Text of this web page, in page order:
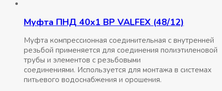
Муфта ПНД 40х1 ВР VALFEX (48/12)
Муфта компрессионная соединительная c внутренней
резьбой применяется для соединения полиэтиленовой
трубы и элементов с резьбовыми
соединениями. Используется для монтажа в системах
питьевого водоснабжения и орошения.